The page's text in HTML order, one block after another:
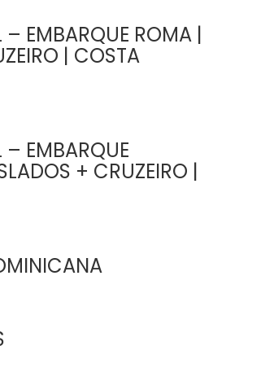
– EMBARQUE ROMA |
| COSTA
– EMBARQUE
+ CRUZEIRO |